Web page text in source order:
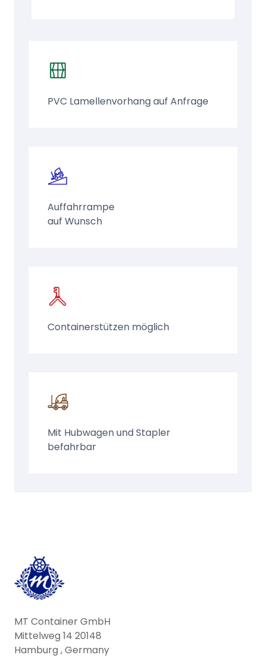
PVC Lamellenvorhang auf Anfrage
Auffahrrampe
auf Wunsch
Containerstützen möglich
Mit Hubwagen und Stapler
befahrbar
MT Container GmbH
Mittelweg 14 20148
Hamburg , Germany